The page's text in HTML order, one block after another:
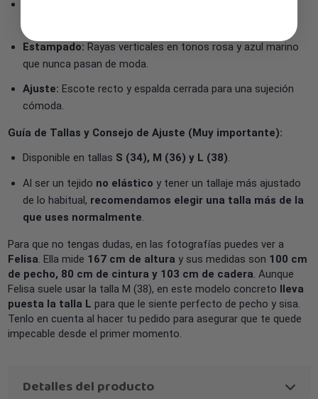
Estampado: Rayas verticales en tonos rosa y azul marino
que nunca pasan de moda.
Ajuste: Escote recto y espalda cerrada para una sujeción
cómoda.
Guía de Tallas y Consejo de Ajuste (Muy importante):
Disponible en tallas S (34), M (36) y L (38).
Al ser un tejido no elástico y tener un tallaje más ajustado
de lo habitual, recomendamos elegir una talla más de la
que uses normalmente.
Para que no tengas dudas, en las fotografías puedes ver a
Felisa. Ella mide 167 cm de altura y sus medidas son 100 cm
de pecho, 80 cm de cintura y 103 cm de cadera. Aunque
Felisa suele usar la talla M (38), en este modelo concreto lleva
puesta la talla L para que le siente perfecto de pecho y sisa.
Tenlo en cuenta al hacer tu pedido para asegurar que te quede
impecable desde el primer momento.
Detalles del producto